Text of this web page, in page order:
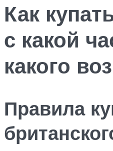
Как
с какой
какого
Правила